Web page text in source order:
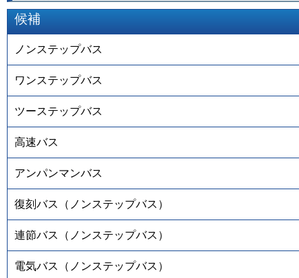
候補
ノンステップバス
ワンステップバス
ツーステップバス
高速バス
アンパンマンバス
復刻バス（ノンステップバス）
連節バス（ノンステップバス）
電気バス（ノンステップバス）